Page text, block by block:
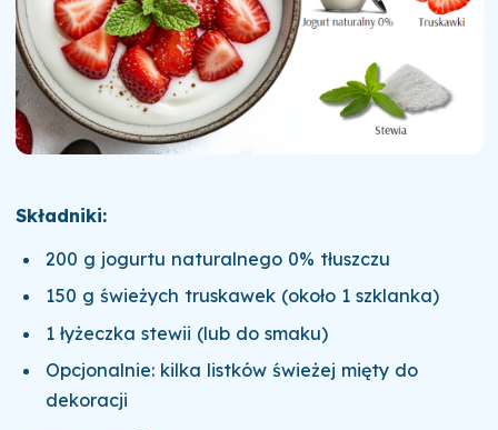
Składniki:
200 g jogurtu naturalnego 0% tłuszczu
150 g świeżych truskawek (około 1 szklanka)
1 łyżeczka stewii (lub do smaku)
Opcjonalnie: kilka listków świeżej mięty do
dekoracji